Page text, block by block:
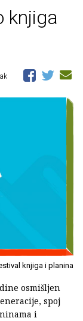
knjiga
knjiga i planina
osmišljen
spoj
i